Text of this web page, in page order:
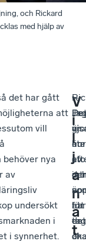
och Rickard
med hjälp av
det har gått
att
vill
behöver nya
av
undersökt
i
i synnerhet.
–
hur
är
för
en
V
i
l
j
a
n
a
t
är
en
av
har
–
Jag
lite
att
det
är